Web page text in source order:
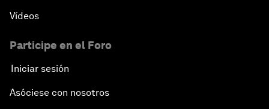
Vídeos
Participe en el Foro
Iniciar sesión
Asóciese con nosotros